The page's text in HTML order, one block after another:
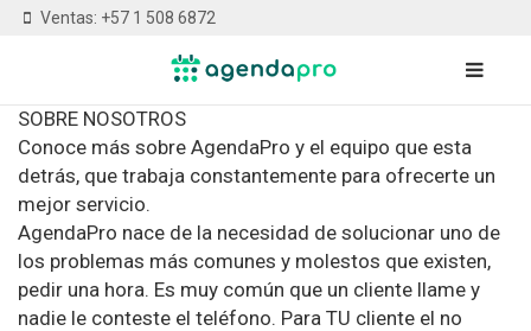
Ventas: +57 1 508 6872
SOBRE NOSOTROS
Conoce más sobre AgendaPro y el equipo que esta
detrás, que trabaja constantemente para ofrecerte un
mejor servicio.
AgendaPro nace de la necesidad de solucionar uno de
los problemas más comunes y molestos que existen,
pedir una hora. Es muy común que un cliente llame y
nadie le conteste el teléfono. Para TU cliente el no